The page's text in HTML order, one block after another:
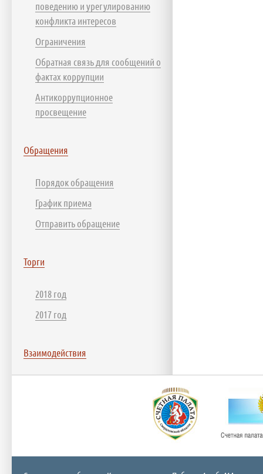
поведению и урегулированию
конфликта интересов
Ограничения
Обратная связь для сообщений о
фактах коррупции
Антикоррупционное
просвещение
Обращения
Порядок обращения
График приема
Отправить обращение
Торги
2018 год
2017 год
Взаимодействия